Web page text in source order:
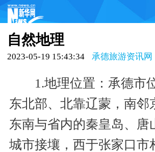
首页 承德动态
品味承德
畅享承德 文化项目
承德特产
自然地理
2023-05-19 15:43:34 承德旅游资讯网
1.地理位置：承德市
东北部、北靠辽蒙，南邻
东南与省内的秦皇岛、唐
城市接壤，西于张家口市